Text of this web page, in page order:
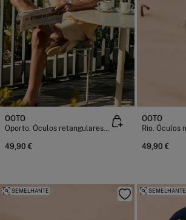
OOTO
Oporto. Óculos retangulares em acetato
49,90 €
OOTO
49,90 €
SEMELHANTE SEMELHANTE